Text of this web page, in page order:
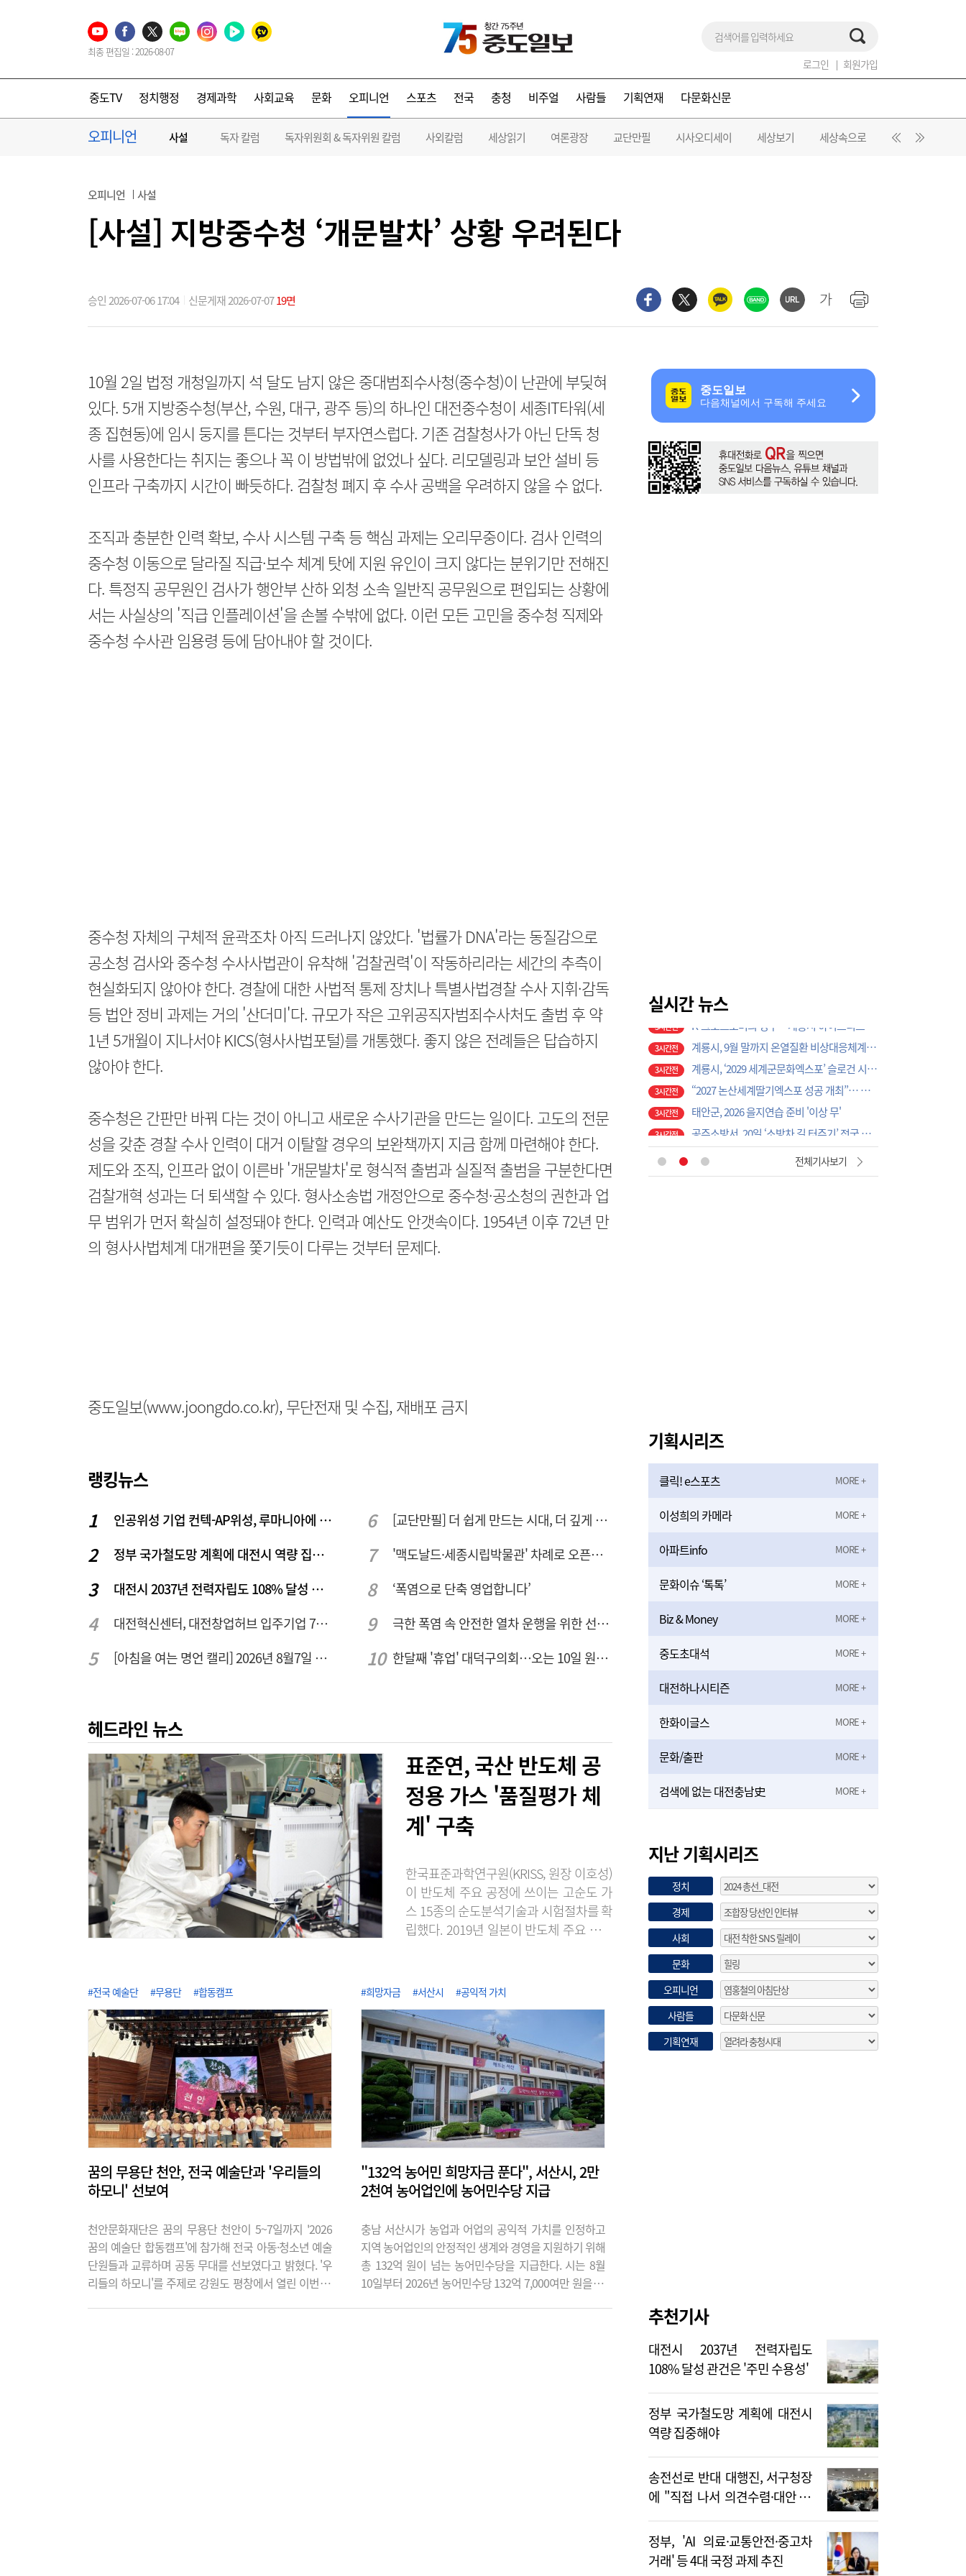
최종 편집일 : 2026-08-07
로그인 회원가입
중도TV 정치행정 경제과학 사회교육 문화 오피니언 스포츠 전국 충청 비주얼 사람들 기획연재 다문화신문
오피니언 사설 독자 칼럼 독자위원회 & 독자위원 칼럼 사외칼럼 세상읽기 여론광장 교단만필 시사오디세이 세상보기 세상속으로 춘하추동
오피니언 사설
[사설] 지방중수청 ‘개문발차’ 상황 우려된다
승인 2026-07-06 17:04 신문게재 2026-07-0719면
10월 2일 법정 개청일까지 석 달도 남지 않은 중대범죄수사청(중수청)이 난관에 부딪혀
있다. 5개 지방중수청(부산, 수원, 대구, 광주 등)의 하나인 대전중수청이 세종IT타워(세
종 집현동)에 임시 둥지를 튼다는 것부터 부자연스럽다. 기존 검찰청사가 아닌 단독 청
사를 사용한다는 취지는 좋으나 꼭 이 방법밖에 없었나 싶다. 리모델링과 보안 설비 등
인프라 구축까지 시간이 빠듯하다. 검찰청 폐지 후 수사 공백을 우려하지 않을 수 없다.
조직과 충분한 인력 확보, 수사 시스템 구축 등 핵심 과제는 오리무중이다. 검사 인력의
중수청 이동으로 달라질 직급·보수 체계 탓에 지원 유인이 크지 않다는 분위기만 전해진
다. 특정직 공무원인 검사가 행안부 산하 외청 소속 일반직 공무원으로 편입되는 상황에
서는 사실상의 '직급 인플레이션'을 손볼 수밖에 없다. 이런 모든 고민을 중수청 직제와
중수청 수사관 임용령 등에 담아내야 할 것이다.
중수청 자체의 구체적 윤곽조차 아직 드러나지 않았다. '법률가 DNA'라는 동질감으로
공소청 검사와 중수청 수사사법관이 유착해 '검찰권력'이 작동하리라는 세간의 추측이
현실화되지 않아야 한다. 경찰에 대한 사법적 통제 장치나 특별사법경찰 수사 지휘·감독
등 법안 정비 과제는 거의 '산더미'다. 규모가 작은 고위공직자범죄수사처도 출범 후 약
1년 5개월이 지나서야 KICS(형사사법포털)를 개통했다. 좋지 않은 전례들은 답습하지
않아야 한다.
중수청은 간판만 바꿔 다는 것이 아니고 새로운 수사기관을 만드는 일이다. 고도의 전문
성을 갖춘 경찰 수사 인력이 대거 이탈할 경우의 보완책까지 지금 함께 마련해야 한다.
제도와 조직, 인프라 없이 이른바 '개문발차'로 형식적 출범과 실질적 출범을 구분한다면
검찰개혁 성과는 더 퇴색할 수 있다. 형사소송법 개정안으로 중수청·공소청의 권한과 업
무 범위가 먼저 확실히 설정돼야 한다. 인력과 예산도 안갯속이다. 1954년 이후 72년 만
의 형사사법체계 대개편을 쫓기듯이 다루는 것부터 문제다.
중도일보(www.joongdo.co.kr), 무단전재 및 수집, 재배포 금지
랭킹뉴스
인공위성 기업 컨텍-AP위성, 루마니아에 지상국 시스템 전수
정부 국가철도망 계획에 대전시 역량 집중해야
대전시 2037년 전력자립도 108% 달성 관건은 '주민 수용성'
대전혁신센터, 대전창업허브 입주기업 7개사 모집
[아침을 여는 명언 캘리] 2026년 8월7일 금요일
[교단만필] 더 쉽게 만드는 시대, 더 깊게 배우는 교육
'맥도날드·세종시립박물관' 차례로 오픈… 고운동 정주여건 좋아진다
‘폭염으로 단축 영업합니다’
극한 폭염 속 안전한 열차 운행을 위한 선로관리
한달째 '휴업' 대덕구의회…오는 10일 원구성 다시 돌입
헤드라인 뉴스
표준연, 국산 반도체 공
정용 가스 '품질평가 체
계' 구축
한국표준과학연구원(KRISS, 원장 이호성)
이 반도체 주요 공정에 쓰이는 고순도 가
스 15종의 순도분석기술과 시험절차를 확
립했다. 2019년 일본이 반도체 주요 소재
서 반도체 소재의 국산화와 공급망 다변화
수소 품질평가 서비스를 시작한 이래, 단
계적으로 대상을 늘려 최근 식각·세정·증
착용 고순도 가스 15종에 대한 순도분석
기반을 구축했다고 7일 밝혔다. 이로써 가
스별 표준 시험절차를 마련해 15종 전 품
목에..
#전국 예술단 #무용단 #합동캠프
꿈의 무용단 천안, 전국 예술단과 '우리들의
하모니' 선보여
천안문화재단은 꿈의 무용단 천안이 5~7일까지 '2026
꿈의 예술단 합동캠프'에 참가해 전국 아동·청소년 예술
단원들과 교류하며 공동 무대를 선보였다고 밝혔다. '우
리들의 하모니'를 주제로 강원도 평창에서 열린 이번 캠
#희망자금 #서산시 #공익적 가치
"132억 농어민 희망자금 푼다", 서산시, 2만
2천여 농어업인에 농어민수당 지급
충남 서산시가 농업과 어업의 공익적 가치를 인정하고
지역 농어업인의 안정적인 생계와 경영을 지원하기 위해
총 132억 원이 넘는 농어민수당을 지급한다. 시는 8월
10일부터 2026년 농어민수당 132억 7,000여만 원을 지
실시간 뉴스
3시간전
3시간전 “2027 논산세계딸기엑스포 성공 개최”… 지역 단체·기업 응원 열기 ‘후끈’
3시간전 태안군, 2026 을지연습 준비 '이상 무'
3시간전
3시간전
3시간전
25분전 대전교육청 교육국장에 명달호… 9월 1일자 181명 인사
1시간전 태안군, 다문화가정 자녀 진로·진학 특강 개최
전체기사보기
기획시리즈
클릭! e스포츠
이성희의 카메라
아파트info
문화이슈 ‘톡톡’
Biz & Money
중도초대석
대전하나시티즌
한화이글스
문화/출판
검색에 없는 대전충남史
지난 기획시리즈
정치
경제
사회
문화
오피니언
사람들
기획연재
추천기사
대전시 2037년 전력자립도
108% 달성 관건은 '주민 수용성'
정부 국가철도망 계획에 대전시
역량 집중해야
송전선로 반대 대행진, 서구청장
에 "직접 나서 의견수렴·대안 제
시해야"
정부, 'AI 의료·교통안전·중고차
거래' 등 4대 국정 과제 추진